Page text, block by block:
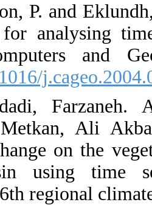
26. Jönsson,
program for
data,
[DOI:10.1016/
27. Haddadi,
Alireza.
climate
lake basin
images", 6th